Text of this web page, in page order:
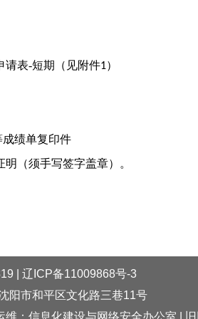
请表-短期（见附件1）
成绩单复印件
明 （须手写签字盖章）。
| 辽ICP备11009868号-3
阳市和平区文化路三巷11号
：信息化建设与网络安全办公室 |